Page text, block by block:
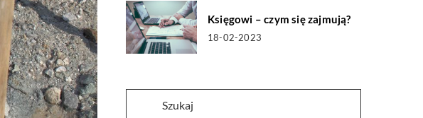
Księgowi – czym się zajmują?
18-02-2023